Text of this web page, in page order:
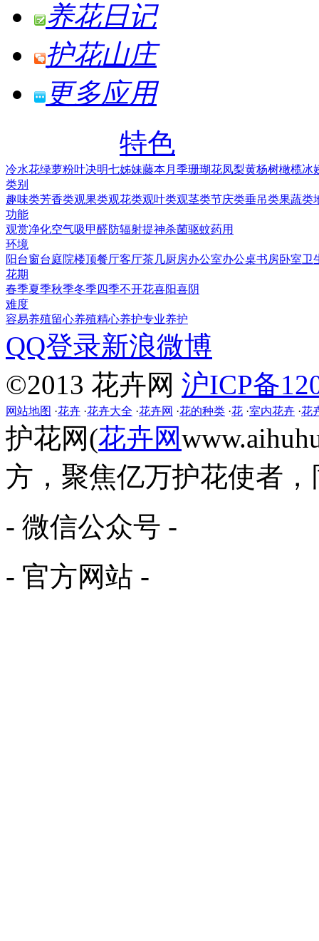
养花日记
护花山庄
更多应用
特色
冷水花绿萝粉叶决明七姊妹藤本月季珊瑚花凤梨黄杨树橄榄冰
类别
趣味类芳香类观果类观花类观叶类观茎类节庆类垂吊类果蔬类
功能
观赏净化空气吸甲醛防辐射提神杀菌驱蚊药用
环境
阳台窗台庭院楼顶餐厅客厅茶几厨房办公室办公桌书房卧室卫
花期
春季夏季秋季冬季四季不开花喜阳喜阴
难度
容易养殖留心养殖精心养护专业养护
QQ登录新浪微博
©2013 花卉网 沪ICP备
网站地图 ·花卉 ·花卉大全 ·花卉网 ·花的种类 ·花 ·室内花卉 ·花
护花网(花卉网
方，聚焦亿万护花使者
- 微信公众号 -
- 官方网站 -